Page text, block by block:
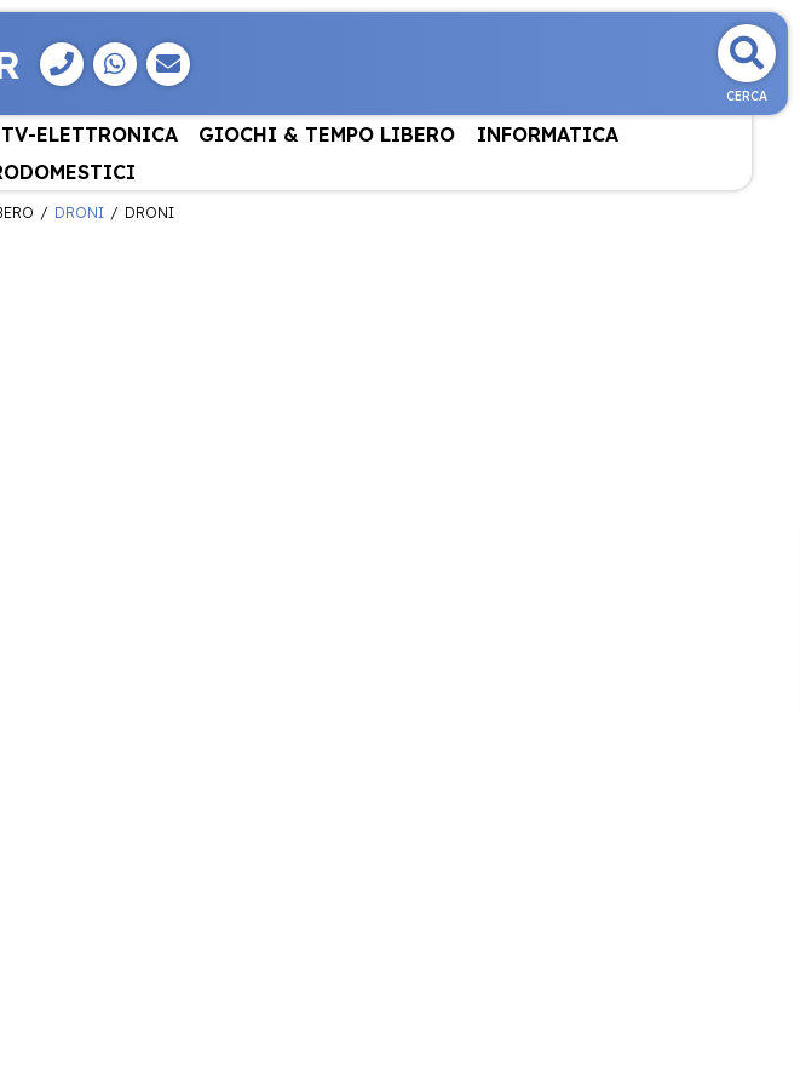
CERCA
TV-ELETTRONICA GIOCHI & TEMPO LIBERO
INFORMATICA
DRONI DRONI